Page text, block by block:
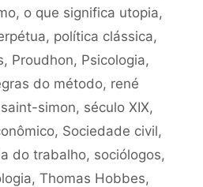
, o que significa utopia,
, política clássica,
, Proudhon, Psicologia,
do método, rené
saint-simon, século XIX,
, Sociedade civil,
do trabalho, sociólogos,
, Thomas Hobbes,